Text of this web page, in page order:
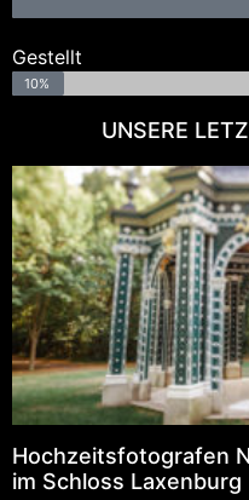
Gestellt
10%
UNSERE
Hochzeitsfotografen
im Schloss Laxenburg